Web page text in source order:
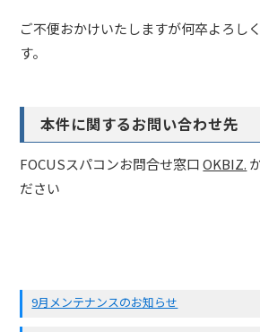
ご不便おかけいたしますが何卒よろし
す。
本件に関するお問い合わせ先
FOCUSスパコンお問合せ窓口OKBIZ.
ださい
9月メンテナンスのお知らせ